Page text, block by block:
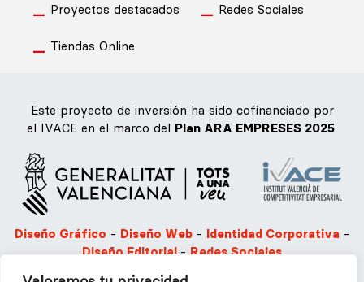
Proyectos destacados Redes Sociales
Tiendas Online
Este proyecto de inversión ha sido cofinanciado por
el IVACE en el marco del Plan ARA EMPRESES 2025.
Diseño Gráfico - Diseño Web - Identidad Corporativa -
Diseño Editorial-Redes Sociales